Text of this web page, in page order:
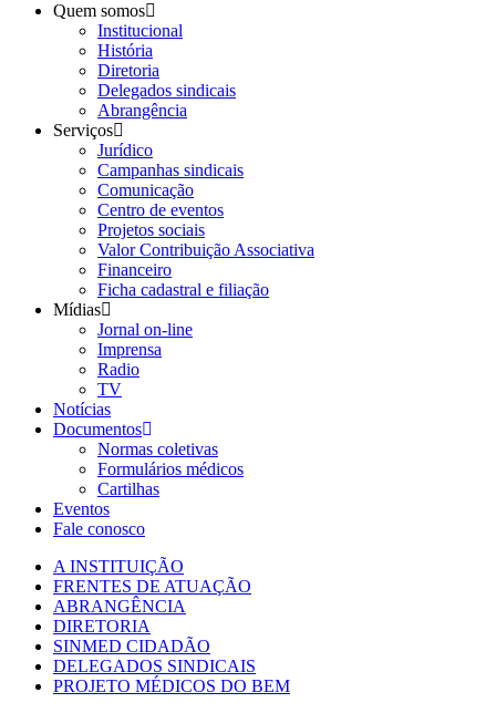
Quem somos
Institucional
História
Diretoria
Delegados sindicais
Abrangência
Serviços
Jurídico
Campanhas sindicais
Comunicação
Centro de eventos
Projetos sociais
Valor Contribuição Associativa
Financeiro
Ficha cadastral e filiação
Mídias
Jornal on-line
Imprensa
Radio
TV
Notícias
Documentos
Normas coletivas
Formulários médicos
Cartilhas
Eventos
Fale conosco
A INSTITUIÇÃO
FRENTES DE ATUAÇÃO
ABRANGÊNCIA
DIRETORIA
SINMED CIDADÃO
DELEGADOS SINDICAIS
PROJETO MÉDICOS DO BEM